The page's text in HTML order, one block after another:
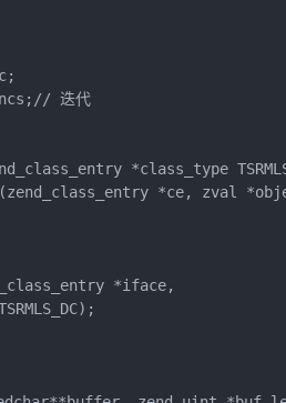
迭代
*class_type
*ce, zval
*iface,